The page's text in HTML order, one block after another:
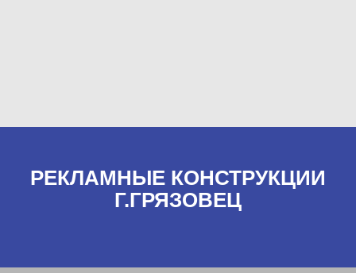
РЕКЛАМНЫЕ КОНСТРУКЦИИ
Г.ГРЯЗОВЕЦ